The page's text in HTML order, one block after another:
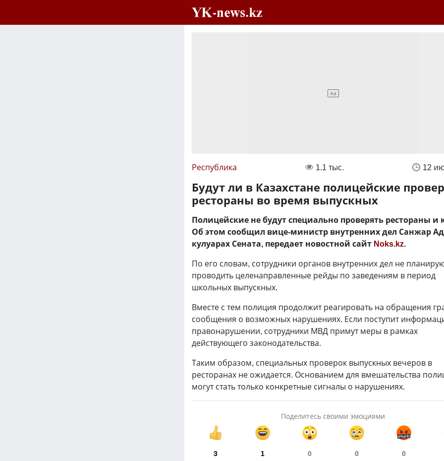
Республика 1.1 тыс. 12
Будут ли в Казахстане полицейские
рестораны во время выпускных
Полицейские не будут специально проверять рестораны и
Об этом сообщил вице-министр внутренних дел Санжар
кулуарах Сената, передает новостной сайт Noks.kz.
По его словам, сотрудники органов внутренних дел не
проводить целенаправленные рейды по заведениям в период
школьных выпускных.
Вместе с тем полиция продолжит реагировать на обращения
сообщения о возможных нарушениях. Если поступит
правонарушении, сотрудники МВД примут меры в рамках
действующего законодательства.
Таким образом, специальных проверок выпускных вечеров в
ресторанах не ожидается. Основанием для вмешательства
могут стать только конкретные сигналы о нарушениях.
Поделитесь своими эмоциями
3 1 0 0 0